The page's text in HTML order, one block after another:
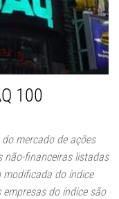
100
do mercado de ações
não-financeiras listadas
modificada do índice
do índice são